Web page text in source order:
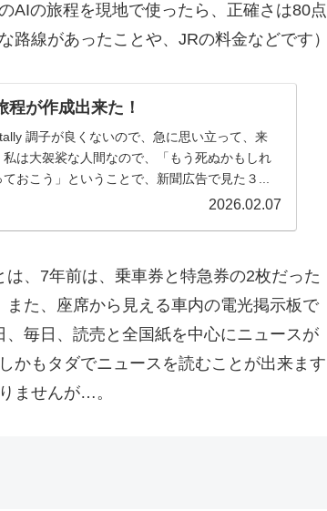
AIの旅程を現地で使ったら、正確さは80点
路線があったことや、JRの料金などです）
が作成出来た！
調子が良くないので、急に思い立って、来
は大袈裟な人間なので、「もう死ぬかもしれ
おこう」ということで、新聞広告で見た３...
2026.02.07
、7年前は、乗車券と特急券の2枚だった
た、座席から見える車内の電光掲示板で
毎日、読売と全国紙を中心にニュースが
かもタダでニュースを読むことが出来ます
ませんが…。